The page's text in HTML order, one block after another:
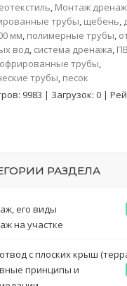
, Монтаж
трубы, щебень,
мм, полимерные трубы,
вод, система дренажа,
трубы,
трубы, песок
: 9983 | Загрузок: 0 |
РАЗДЕЛА
его виды
на участке
с плоских крыш
принципы и